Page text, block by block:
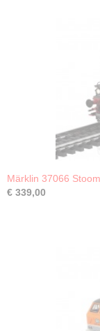
Märklin 37066
€ 339,00